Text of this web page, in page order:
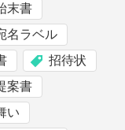
末書
名ラベル
招待状
案書
い